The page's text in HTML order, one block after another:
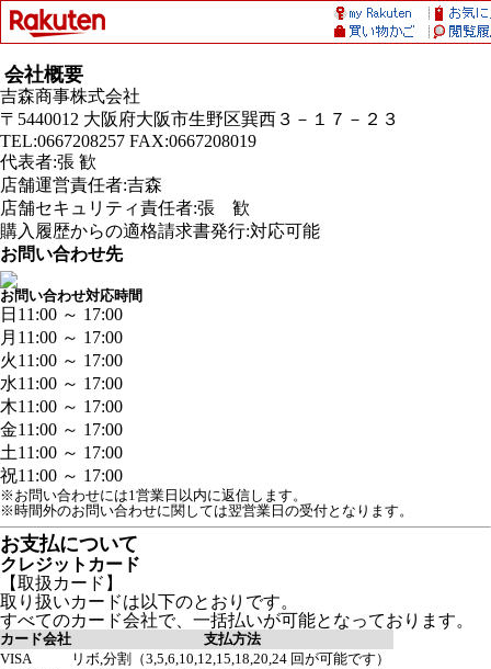
会社概要
吉森商事株式会社
〒5440012 大阪府大阪市生野区巽西３－１７－２３
TEL:0667208257 FAX:0667208019
代表者:張 歓
店舗運営責任者:吉森
店舗セキュリティ責任者:張 歓
購入履歴からの適格請求書発行:対応可能
お問い合わせ先
お問い合わせ対応時間
日 11:00 ～ 17:00
月 11:00 ～ 17:00
火11:00 ～ 17:00
水11:00 ～ 17:00
木11:00 ～ 17:00
金11:00 ～ 17:00
土11:00 ～ 17:00
祝11:00 ～ 17:00
※お問い合わせには1営業日以内に返信します。
※時間外のお問い合わせに関しては翌営業日の受付となります。
お支払について
クレジットカード
【取扱カード】
取り扱いカードは以下のとおりです。
すべてのカード会社で、一括払いが可能となっております。
カード会社
支払方法
VISA
リボ,分割（3,5,6,10,12,15,18,20,24 回が可能です）